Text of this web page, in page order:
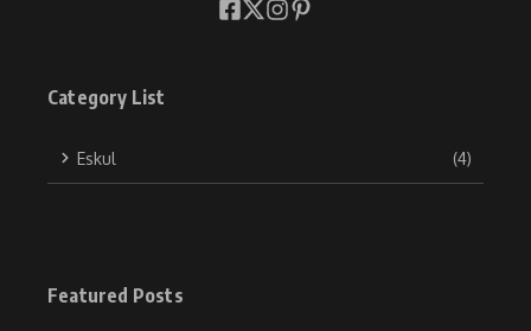
Category List
Eskul (4)
Featured Posts